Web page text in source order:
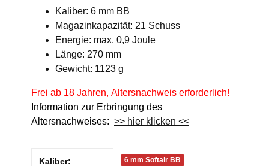
Kaliber: 6 mm BB
Magazinkapazität: 21 Schuss
Energie: max. 0,9 Joule
Länge: 270 mm
Gewicht: 1123 g
Frei ab 18 Jahren, Altersnachweis erforderlich!
Information zur Erbringung des
Altersnachweises: >> hier klicken <<
Produkteigenschaft
Wert
Kaliber: 6 mm Softair BB